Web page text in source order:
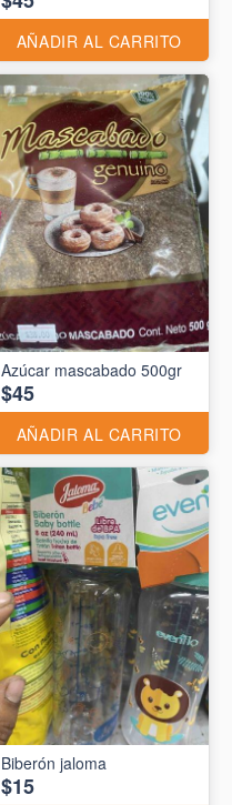
AÑADIR AL CARRITO
Azúcar mascabado 500gr
$45
AÑADIR AL CARRITO
Biberón jaloma
$15